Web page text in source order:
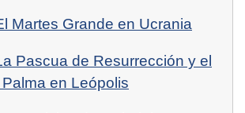
Martes Grande en Ucrania
Pascua de Resurrección y el
en Leópolis